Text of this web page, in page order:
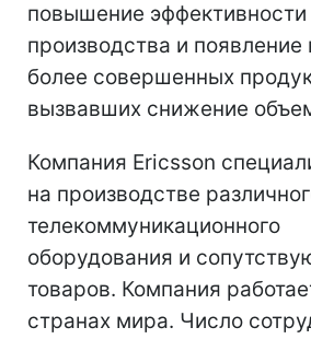
повышение эффективности
производства и появление
более совершенных
вызвавших снижение
Компания Ericsson
на производстве
телекоммуникационного
оборудования и
товаров. Компания
странах мира. Число